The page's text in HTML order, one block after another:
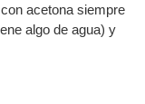
acetona siempre
algo de agua) y